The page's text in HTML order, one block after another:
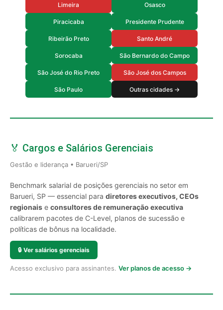
Limeira Osasco
Piracicaba Presidente Prudente
Ribeirão Preto Santo André
Sorocaba São Bernardo do Campo
São José do Rio Preto São José dos Campos
São Paulo Outras cidades →
🏅 Cargos e Salários Gerenciais
Gestão e liderança • Barueri/SP
Benchmark salarial de posições gerenciais no setor em
Barueri, SP — essencial para diretores executivos, CEOs
regionais e consultores de remuneração executiva
calibrarem pacotes de C-Level, planos de sucessão e
políticas de bônus na localidade.
🔒 Ver salários gerenciais
Acesso exclusivo para assinantes. Ver planos de acesso →